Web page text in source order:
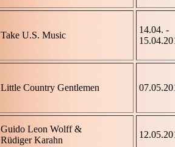
Take U.S. Music
14.04. -
Little Country Gentlemen
Guido Leon Wolff &
Rüdiger Karahn